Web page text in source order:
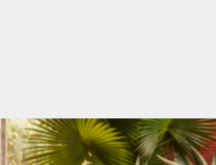
Kopf anlehnen. Die Gedanken auf Reisen...
55 0